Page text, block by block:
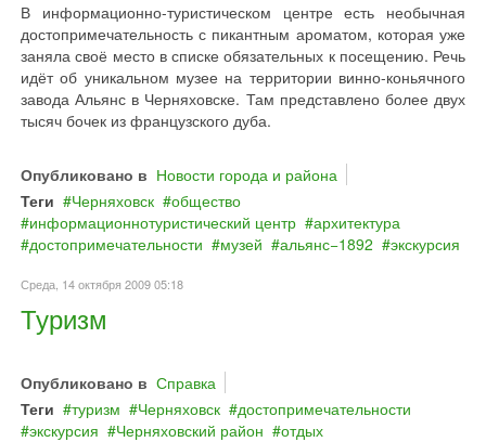
В информационно-туристическом центре есть необычная
достопримечательность с пикантным ароматом, которая уже
заняла своё место в списке обязательных к посещению. Речь
идёт об уникальном музее на территории винно-коньячного
завода Альянс в Черняховске. Там представлено более двух
тысяч бочек из французского дуба.
Опубликовано в Новости города и района
Теги
Черняховск
общество
информационнотуристический центр
архитектура
достопримечательности
музей альянс−1892 экскурсия
Среда, 14 октября 2009 05:18
Туризм
Опубликовано в Справка
Теги
туризм Черняховск
достопримечательности
экскурсия
Черняховский район отдых